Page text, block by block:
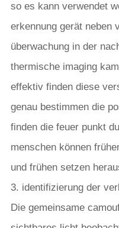
so es kann verwendet
erkennung gerät neben
überwachung in der
thermische imaging
effektiv finden diese
genau bestimmen die
finden die feuer punkt
menschen können
und frühen setzen
3. identifizierung der
Die gemeinsame